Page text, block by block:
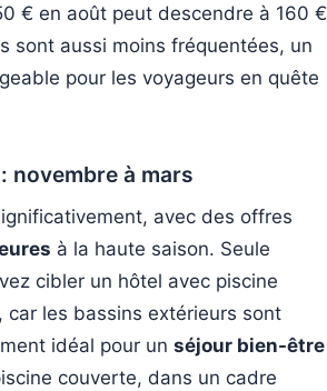
€ en août peut descendre à 160 €
sont aussi moins fréquentées, un
pour les voyageurs en quête
novembre à mars
avec des offres
à la haute saison. Seule
cibler un hôtel avec piscine
car les bassins extérieurs sont
idéal pour un séjour bien-être
couverte, dans un cadre